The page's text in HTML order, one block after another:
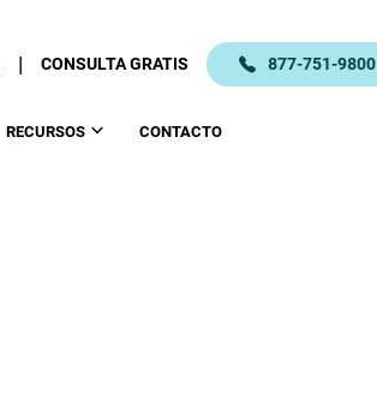
| CONSULTA GRATIS 877-751-9800
RECURSOS CONTACTO